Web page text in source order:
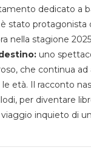
dedicato a
stato protagonista
nella stagione
uno
che continua ad
età. Il racconto
per diventare
inquieto di